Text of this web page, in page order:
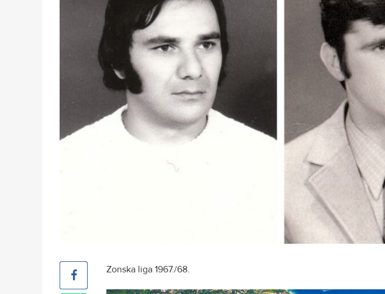
Zonska liga 1967./68.